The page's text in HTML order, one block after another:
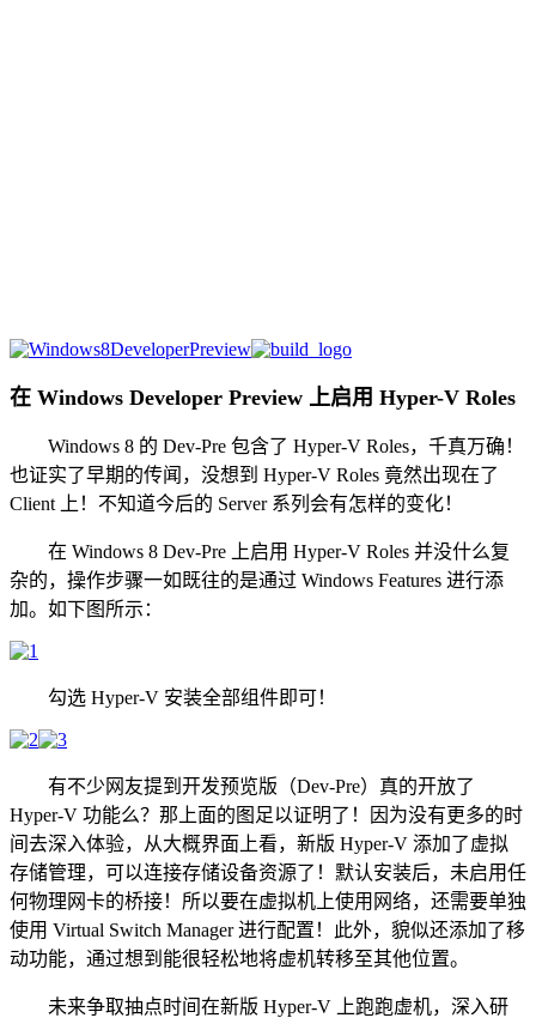
在 Windows Developer Preview 上启用 Hyper-V Roles
Windows 8 的 Dev-Pre 包含了 Hyper-V Roles，千真万确！
也证实了早期的传闻，没想到 Hyper-V Roles 竟然出现在了
Client 上！不知道今后的 Server 系列会有怎样的变化！
在 Windows 8 Dev-Pre 上启用 Hyper-V Roles 并没什么复
杂的，操作步骤一如既往的是通过 Windows Features 进行添
加。如下图所示：
勾选 Hyper-V 安装全部组件即可！
有不少网友提到开发预览版（Dev-Pre）真的开放了
Hyper-V 功能么？那上面的图足以证明了！因为没有更多的时
间去深入体验，从大概界面上看，新版 Hyper-V 添加了虚拟
存储管理，可以连接存储设备资源了！默认安装后，未启用任
何物理网卡的桥接！所以要在虚拟机上使用网络，还需要单独
使用 Virtual Switch Manager 进行配置！此外，貌似还添加了移
动功能，通过想到能很轻松地将虚机转移至其他位置。
未来争取抽点时间在新版 Hyper-V 上跑跑虚机，深入研